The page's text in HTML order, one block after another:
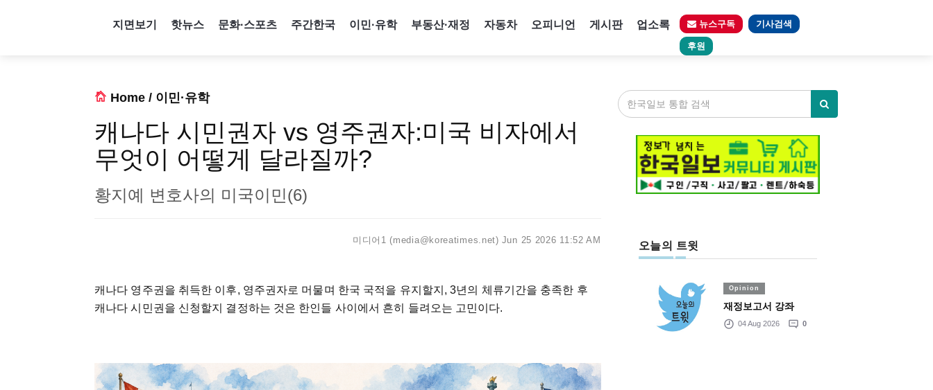
지면보기 핫뉴스 문화·스포츠 주간한국 이민·유학 부동산·재정 자동차 오피니언 게시판 업소록 뉴스구독 기사검색
후원
Home / 이민·유학
캐나다 시민권자 vs 영주권자:미국 비자에서
무엇이 어떻게 달라질까?
황지예 변호사의 미국이민(6)
미디어1 (media@koreatimes.net) Jun 25 2026 11:52 AM
캐나다 영주권을 취득한 이후, 영주권자로 머물며 한국 국적을 유지할지 , 3년의 체류기간을 충족한 후
캐나다 시민권을 신청할지 결정하는 것은 한인들 사이에서 흔히 들려오는 고민이다.
오늘의 트윗
Opinion
재정보고서 강좌
04 Aug 2026 0